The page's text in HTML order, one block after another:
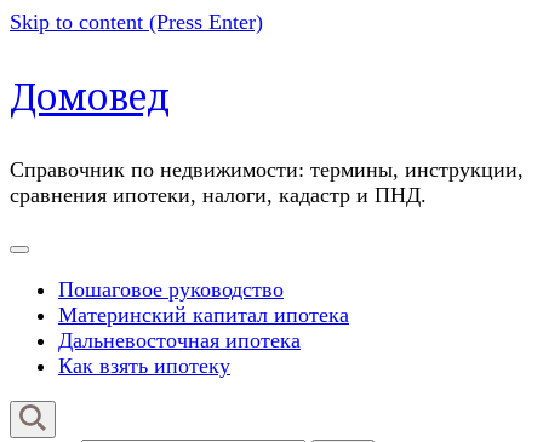
Skip to content (Press Enter)
Домовед
Справочник по недвижимости: термины, инструкции,
сравнения ипотеки, налоги, кадастр и ПНД.
Пошаговое руководство
Материнский капитал ипотека
Дальневосточная ипотека
Как взять ипотеку